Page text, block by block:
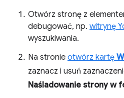
Otwórz stronę z
debugować, np. witrynę
wyszukiwania.
Na stronie otwórz kartę
zaznacz i usuń
Naśladowanie strony w